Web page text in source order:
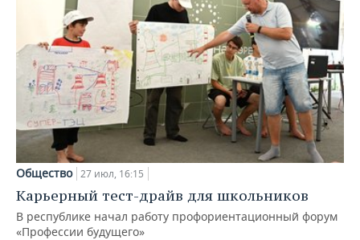
Общество 27 июл, 16:15
Карьерный тест-драйв для школьников
В республике начал работу профориентационный форум
«Профессии будущего»